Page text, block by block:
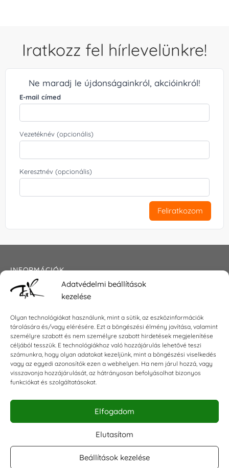
Adatvédelmi beállítások
kezelése
Olyan technológiákat használunk, mint a sütik, az eszközinformációk
tárolására és/vagy elérésére. Ezt a böngészési élmény javítása, valamint
személyre szabott és nem személyre szabott hirdetések megjelenítése
céljából tesszük. E technológiákhoz való hozzájárulás lehetővé teszi
számunkra, hogy olyan adatokat kezeljünk, mint a böngészési viselkedés
vagy az egyedi azonosítók ezen a webhelyen. Ha nem járul hozzá, vagy
visszavonja hozzájárulását, az hátrányosan befolyásolhat bizonyos
funkciókat és szolgáltatásokat.
Elfogadom
Elutasítom
Beállítások kezelése
Iratkozz fel hírlevelünkre!
Ne maradj le újdonságainkról, akcióinkról!
E-mail címed
Vezetéknév (opcionális)
Keresztnév (opcionális)
Feliratkozom
INFORMÁCIÓK
Általános szerződési feltételek
Impresszum
KAPCSOLAT
E-mail:shop@torokszilvi.com
Telefon: +36 30 6767872
KÖZÖSSÉGI